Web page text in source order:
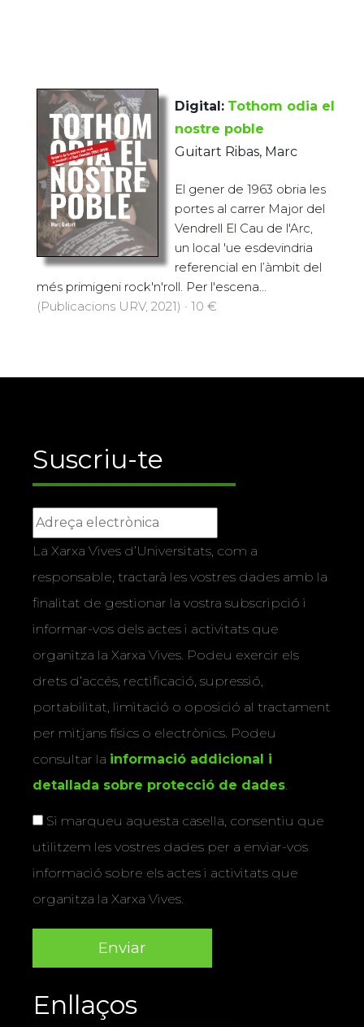
Digital: Tothom odia el
nostre poble
Guitart Ribas, Marc
El gener de 1963 obria les
portes al carrer Major del
Vendrell El Cau de l'Arc,
un local 'ue esdevindria
referencial en l’àmbit del
més primigeni rock'n'roll. Per l'escena...
(Publicacions URV, 2021) · 10 €
Suscriu-te
La Xarxa Vives d’Universitats, com a
responsable, tractarà les vostres dades amb la
finalitat de gestionar la vostra subscripció i
informar-vos dels actes i activitats que
organitza la Xarxa Vives. Podeu exercir els
drets d’accés, rectificació, supressió,
portabilitat, limitació o oposició al tractament
per mitjans físics o electrònics. Podeu
consultar la informació addicional i
detallada sobre protecció de dades.
Si marqueu aquesta casella, consentiu que
utilitzem les vostres dades per a enviar-vos
informació sobre els actes i activitats que
organitza la Xarxa Vives.
Enllaços